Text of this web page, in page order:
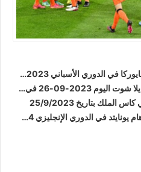
الأسباني 2023-2024 والقنوات الناقلة
خادم الحرمين الشريفين
بتاريخ 25/9/2023
الإنجليزي 2023/2024 والقنوات الناقلة